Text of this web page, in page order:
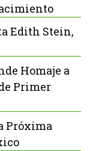
Edith Stein,
Homaje a
Primer
Próxima